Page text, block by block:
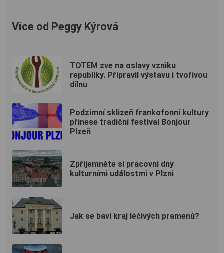
Více od Peggy Kýrová
TOTEM zve na oslavy vzniku
republiky. Připravil výstavu i tvořivou
dílnu
Podzimní sklizeň frankofonní kultury
přinese tradiční festival Bonjour
Plzeň
Zpříjemněte si pracovní dny
kulturními událostmi v Plzni
Jak se baví kraj léčivých pramenů?